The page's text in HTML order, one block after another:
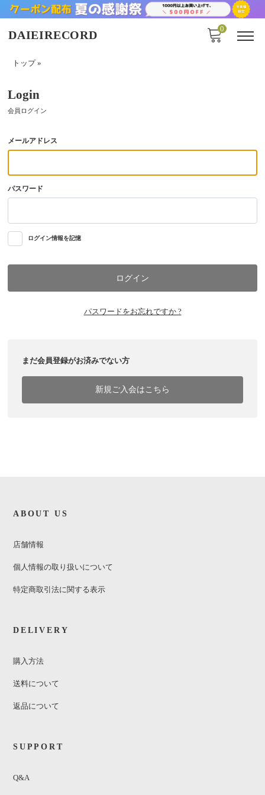
DAIEIRECORD 0
トップ»
Login
会員ログイン
メールアドレス
パスワード
ログイン情報を記憶
パスワードをお忘れですか ?
まだ会員登録がお済みでない方
新規ご入会はこちら
ABOUT US
店舗情報
個人情報の取り扱いについて
特定商取引法に関する表示
DELIVERY
購入方法
送料について
返品について
SUPPORT
Q&A